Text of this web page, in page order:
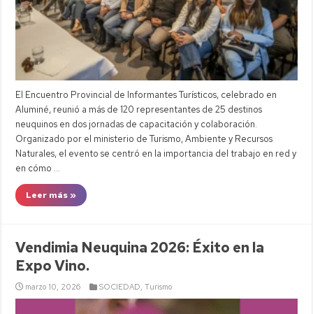
El Encuentro Provincial de Informantes Turísticos, celebrado en
Aluminé, reunió a más de 120 representantes de 25 destinos
neuquinos en dos jornadas de capacitación y colaboración.
Organizado por el ministerio de Turismo, Ambiente y Recursos
Naturales, el evento se centró en la importancia del trabajo en red y
en cómo …
Leer más »
Vendimia Neuquina 2026: Éxito en la
Expo Vino.
marzo 10, 2026 SOCIEDAD,Turismo